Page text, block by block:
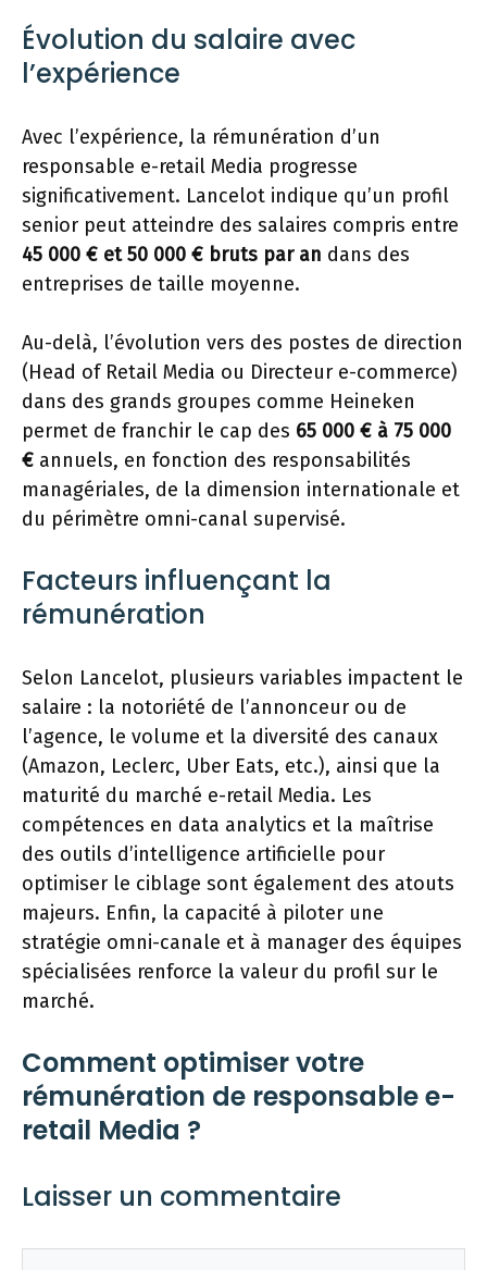
Évolution du salaire avec
l’expérience
Avec l’expérience, la rémunération d’un
responsable e-retail Media progresse
significativement. Lancelot indique qu’un profil
senior peut atteindre des salaires compris entre
45 000 € et 50 000 € bruts par an dans des
entreprises de taille moyenne.
Au-delà, l’évolution vers des postes de direction
(Head of Retail Media ou Directeur e-commerce)
dans des grands groupes comme Heineken
permet de franchir le cap des 65 000 € à 75 000
€ annuels, en fonction des responsabilités
managériales, de la dimension internationale et
du périmètre omni-canal supervisé.
Facteurs influençant la
rémunération
Selon Lancelot, plusieurs variables impactent le
salaire : la notoriété de l’annonceur ou de
l’agence, le volume et la diversité des canaux
(Amazon, Leclerc, Uber Eats, etc.), ainsi que la
maturité du marché e-retail Media. Les
compétences en data analytics et la maîtrise
des outils d’intelligence artificielle pour
optimiser le ciblage sont également des atouts
majeurs. Enfin, la capacité à piloter une
stratégie omni-canale et à manager des équipes
spécialisées renforce la valeur du profil sur le
marché.
Comment optimiser votre
rémunération de responsable e-
retail Media ?
Laisser un commentaire